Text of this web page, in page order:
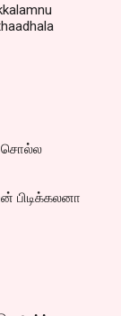
சொல்ல
பிடிக்கலனா